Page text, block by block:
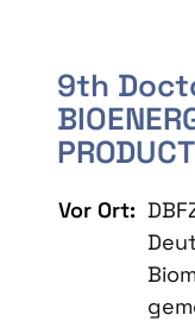
9th
Vor Ort: